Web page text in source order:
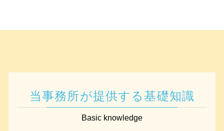
当事務所が提供する基礎知識
Basic knowledge